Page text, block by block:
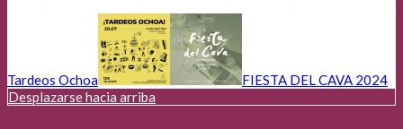
Anunciantes
Aviso Legal Cookies
Tardeos Ochoa
FIESTA DEL CAVA 2024
Desplazarse hacia arriba